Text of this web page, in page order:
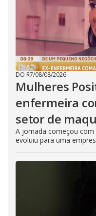
DO R7/08/08/2026
Mulheres
enfermeira
setor de
A jornada começou
evoluiu para uma